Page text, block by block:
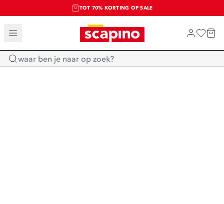
TOT 70% KORTING OP SALE
SALE: LAATSTE KANS!
SHOP NIEUW
Home